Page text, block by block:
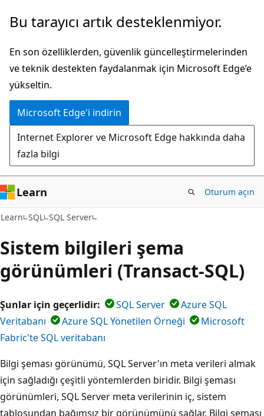
Ana
atla
Bu tarayıcı artık desteklenmiyor.
En son özelliklerden, güvenlik güncelleştirmelerinden
ve teknik destekten faydalanmak için Microsoft Edge’e
yükseltin.
Microsoft Edge'i indirin
Internet Explorer ve Microsoft Edge hakkında daha
fazla bilgi
Learn Oturum açın
Learn SQL SQL Server
Sistem bilgileri şema
görünümleri (Transact-SQL)
Şunlar için geçerlidir: SQL Server
Azure SQL
Veritabanı
Azure SQL Yönetilen Örneği
Microsoft
Fabric'te SQL veritabanı
Bilgi şeması görünümü, SQL Server'ın meta verileri almak
için sağladığı çeşitli yöntemlerden biridir. Bilgi şeması
görünümleri, SQL Server meta verilerinin iç, sistem
tablosundan bağımsız bir görünümünü sağlar. Bilgi şeması